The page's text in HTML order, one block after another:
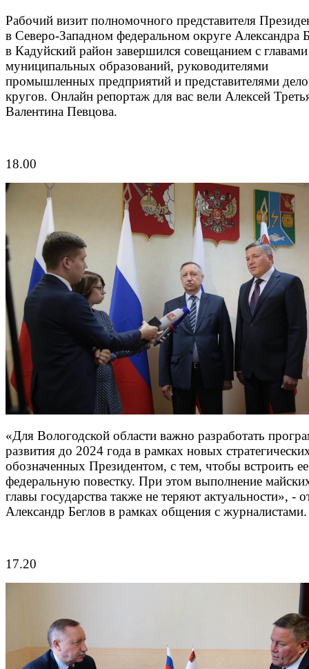
Рабочий визит полномочного представителя
в Северо-Западном федеральном округе Александра
в Кадуйский район завершился совещанием с главами
муниципальных образований, руководителями
промышленных предприятий и представителями
кругов. Онлайн репортаж для вас вели Алексей
Валентина Певцова.
18.00
«Для Вологодской области важно разработать
развития до 2024 года в рамках новых
обозначенных Президентом, с тем, чтобы встроить
федеральную повестку. При этом выполнение
главы государства также не теряют актуальности», -
Александр Беглов в рамках общения с журналистами.
17.20